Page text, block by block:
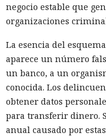
negocio estable que
organizaciones
La esencia del
aparece un número
un banco, a un
conocida. Los
obtener datos
para transferir dinero.
anual causado por